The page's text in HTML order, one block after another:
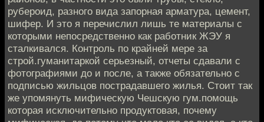
рубероид, разного вида запорная арматура, цемент,
шифер. И это я перечислил лишь те материалы с
которыми непосредственно как работник ЖЭУ я
сталкивался. Контроль по крайней мере за
строй.гуманитаркой серьезный, отчеты сдавали с
фотографиями до и после, а также обязательно с
подписью жильцов пострадавшего жилья. Стоит так
же упомянуть мифическую Чешскую гум.помощь
которая исключительно продуктовая, почему